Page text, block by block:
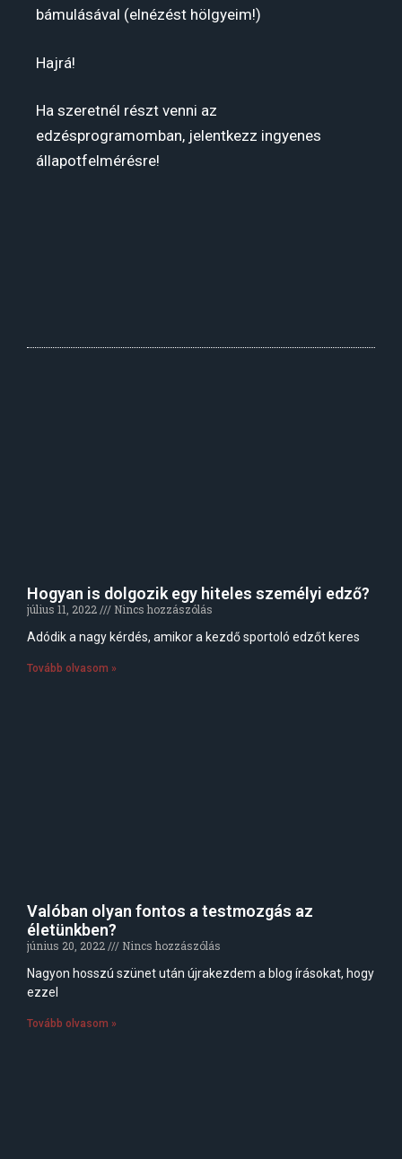
Hogyan is dolgozik egy hiteles személyi edző?
július 11, 2022
Nincs hozzászólás
Adódik a nagy kérdés, amikor a kezdő sportoló edzőt keres
Tovább olvasom »
Valóban olyan fontos a testmozgás az
életünkben?
június 20, 2022
Nincs hozzászólás
Nagyon hosszú szünet után újrakezdem a blog írásokat, hogy
ezzel
Tovább olvasom »
bámulásával (elnézést hölgyeim!)
Hajrá!
Ha szeretnél részt venni az
edzésprogramomban, jelentkezz ingyenes
állapotfelmérésre!